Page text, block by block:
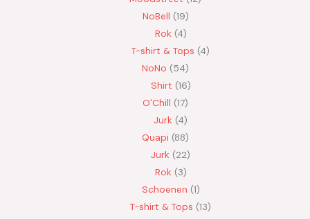
NoBell 19
Rok 4
T-shirt & Tops 4
NoNo
54
Shirt 16
O'Chill 17
Jurk 4
Quapi 88
Jurk
22
Rok 3
Schoenen 1
T-shirt & Tops 13